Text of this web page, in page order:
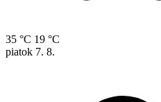
35 °C 19 °C
piatok 7. 8.